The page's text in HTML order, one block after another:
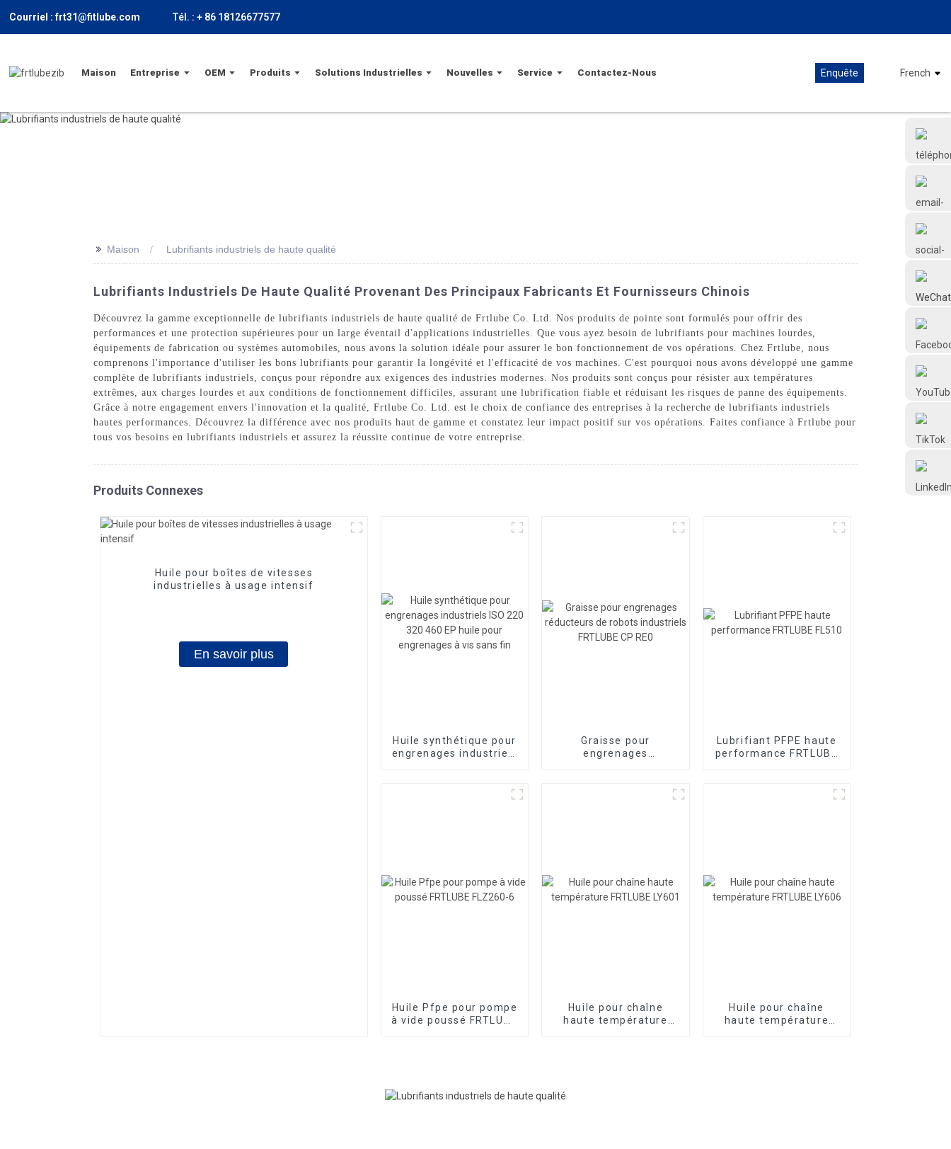
Courriel : frt31@fitlube.com Tél. : + 86 18126677577
Maison Entreprise OEM Produits Solutions Industrielles Nouvelles Service Contactez-Nous Enquête French
@FRTLUBE8
@FRTLUBE8
>> Maison Lubrifiants industriels de haute qualité
Lubrifiants Industriels De Haute Qualité Provenant Des Principaux Fabricants Et Fournisseurs Chinois
Découvrez la gamme exceptionnelle de lubrifiants industriels de haute qualité de Frtlube Co. Ltd. Nos produits de pointe sont formulés pour offrir des
performances et une protection supérieures pour un large éventail d'applications industrielles. Que vous ayez besoin de lubrifiants pour machines lourdes,
équipements de fabrication ou systèmes automobiles, nous avons la solution idéale pour assurer le bon fonctionnement de vos opérations. Chez Frtlube, nous
comprenons l'importance d'utiliser les bons lubrifiants pour garantir la longévité et l'efficacité de vos machines. C'est pourquoi nous avons développé une gamme
complète de lubrifiants industriels, conçus pour répondre aux exigences des industries modernes. Nos produits sont conçus pour résister aux températures
extrêmes, aux charges lourdes et aux conditions de fonctionnement difficiles, assurant une lubrification fiable et réduisant les risques de panne des équipements.
Grâce à notre engagement envers l'innovation et la qualité, Frtlube Co. Ltd. est le choix de confiance des entreprises à la recherche de lubrifiants industriels
hautes performances. Découvrez la différence avec nos produits haut de gamme et constatez leur impact positif sur vos opérations. Faites confiance à Frtlube pour
tous vos besoins en lubrifiants industriels et assurez la réussite continue de votre entreprise.
Produits Connexes
Huile pour boîtes de vitesses
industrielles à usage intensif
En savoir plus
Huile synthétique pour
engrenages industriels
Graisse pour
engrenages
Lubrifiant PFPE haute
performance FRTLUBE
Huile Pfpe pour pompe
à vide poussé FRTLUBE
Huile pour chaîne
haute température
Huile pour chaîne
haute température